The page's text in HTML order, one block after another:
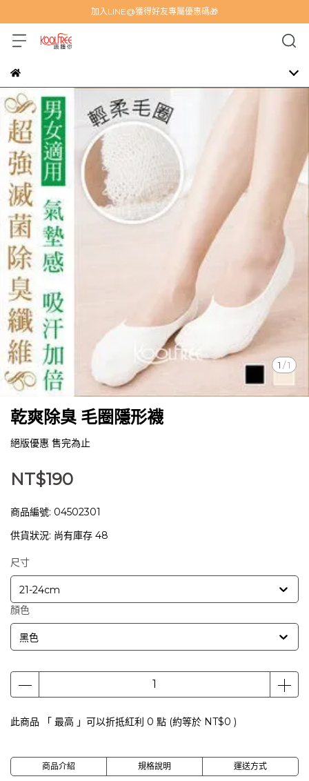
加入LINE@獲得好友專屬優惠碼🎁
1 /1
乾爽除臭 毛圈隱形襪
絕版優惠 售完為止
NT$190
商品編號: 04502301
供貨狀況: 尚有庫存 48
尺寸
21-24cm
顏色
黑色
此商品 「 最高 」可以折抵紅利 0 點 (約等於 NT$0 )
商品介紹 規格說明 運送方式